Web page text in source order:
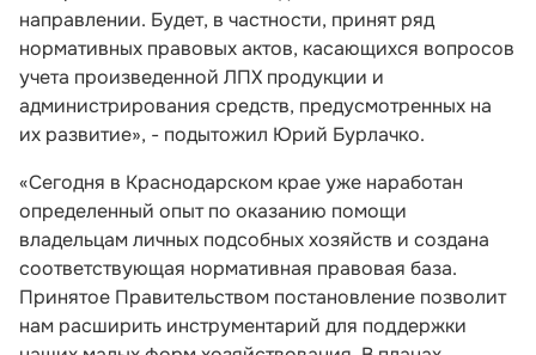
направлении. Будет, в частности, принят ряд
нормативных правовых актов, касающихся вопросов
учета произведенной ЛПХ продукции и
администрирования средств, предусмотренных на
их развитие», - подытожил Юрий Бурлачко.
«Сегодня в Краснодарском крае уже наработан
определенный опыт по оказанию помощи
владельцам личных подсобных хозяйств и создана
соответствующая нормативная правовая база.
Принятое Правительством постановление позволит
нам расширить инструментарий для поддержки